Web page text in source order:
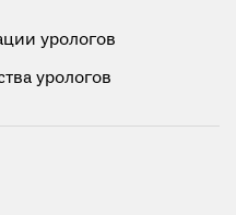
урологов
урологов